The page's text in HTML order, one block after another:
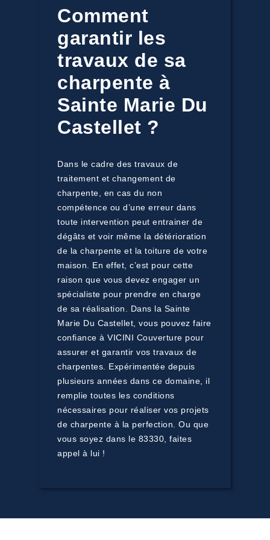
Comment
garantir les
travaux de sa
charpente à
Sainte Marie Du
Castellet ?
Dans le cadre des travaux de
traitement et changement de
charpente, en cas du non
compétence ou d’une erreur dans
toute intervention peut entrainer de
dégâts et voir même la détérioration
de la charpente et la toiture de votre
maison. En effet, c’est pour cette
raison que vous devez engager un
spécialiste pour prendre en charge
de sa réalisation. Dans la Sainte
Marie Du Castellet, vous pouvez faire
confiance à VICINI Couverture pour
assurer et garantir vos travaux de
charpentes. Expérimentée depuis
plusieurs années dans ce domaine, il
remplie toutes les conditions
nécessaires pour réaliser vos projets
de charpente à la perfection. Ou que
vous soyez dans le 83330, faites
appel à lui !